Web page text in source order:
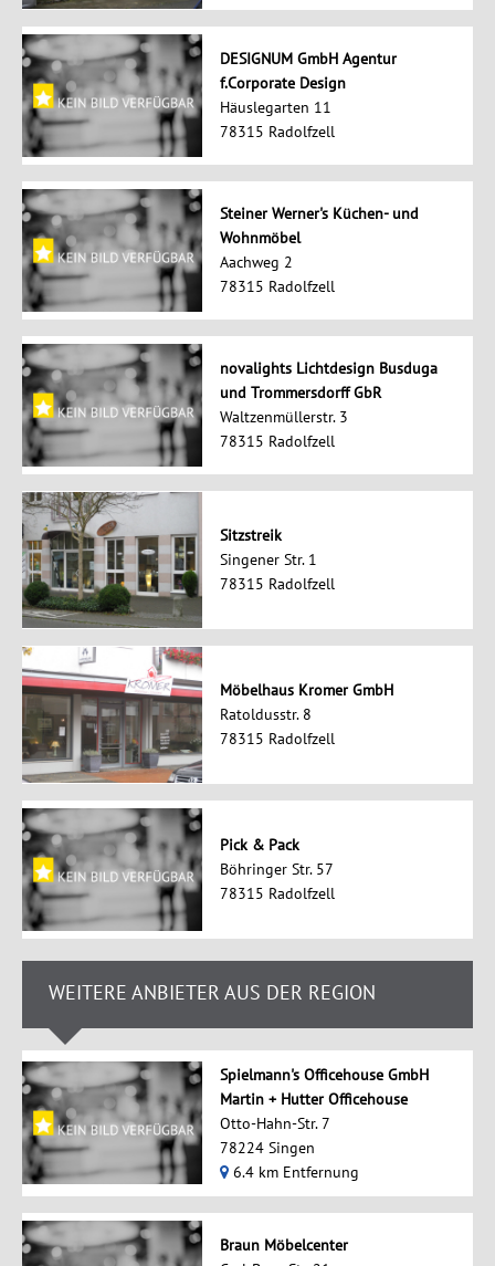
DESIGNUM GmbH Agentur
f.Corporate Design
Häuslegarten 11
78315 Radolfzell
Steiner Werner's Küchen- und
Wohnmöbel
Aachweg 2
78315 Radolfzell
novalights Lichtdesign Busduga
und Trommersdorff GbR
Waltzenmüllerstr. 3
78315 Radolfzell
Sitzstreik
Singener Str. 1
78315 Radolfzell
Möbelhaus Kromer GmbH
Ratoldusstr. 8
78315 Radolfzell
Pick & Pack
Böhringer Str. 57
78315 Radolfzell
WEITERE ANBIETER AUS DER REGION
Spielmann's Officehouse GmbH
Martin + Hutter Officehouse
Otto-Hahn-Str. 7
78224 Singen
6.4 km Entfernung
Braun Möbelcenter